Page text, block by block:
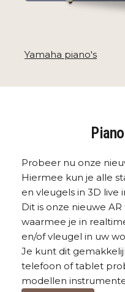
Yamaha piano's
Probeer nu onze
Hiermee kun je alle
en vleugels in 3D live
Dit is onze nieuwe
waarmee je in
en/of vleugel in uw
Je kunt dit
telefoon of tablet
modellen